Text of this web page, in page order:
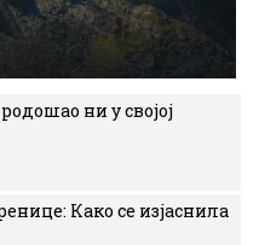
ни у својој
Како се изјаснила